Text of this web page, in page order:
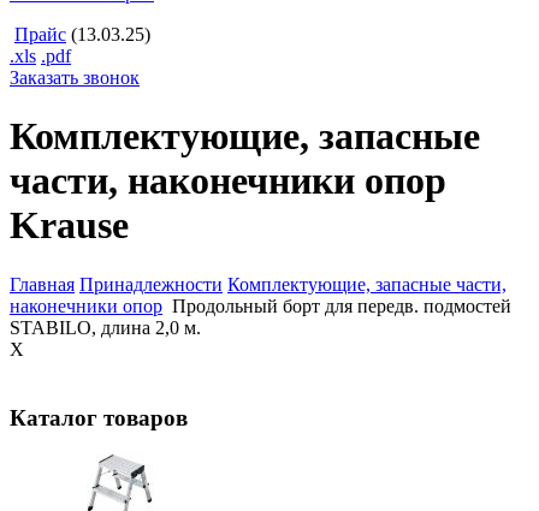
Прайс (13.03.25)
.xls .pdf
Заказать звонок
Комплектующие, запасные
части, наконечники опор
Krause
Главная Принадлежности Комплектующие, запасные части,
наконечники опор Продольный борт для передв. подмостей
STABILO, длина 2,0 м.
X
Каталог товаров